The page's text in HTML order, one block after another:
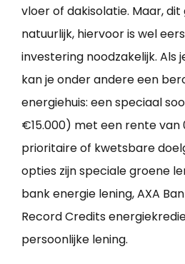
vloer of dakisolatie. Maar,
natuurlijk, hiervoor is wel
investering noodzakelijk. Als
kan je onder andere een
energiehuis: een speciaal
€15.000) met een rente van
prioritaire of kwetsbare
opties zijn speciale groene
bank energie lening, AXA
Record Credits
persoonlijke lening.